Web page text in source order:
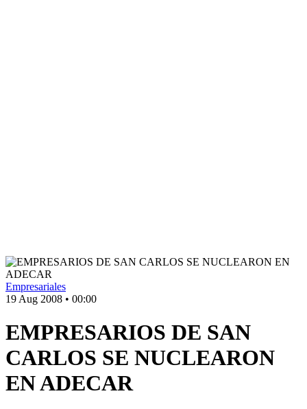
Empresariales
19 Aug 2008 • 00:00
EMPRESARIOS DE SAN
CARLOS SE NUCLEARON
EN ADECAR